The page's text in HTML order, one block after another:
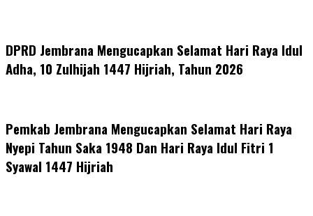
DPRD Jembrana Mengucapkan Selamat Hari Raya Idul
Adha, 10 Zulhijah 1447 Hijriah, Tahun 2026
Pemkab Jembrana Mengucapkan Selamat Hari Raya
Nyepi Tahun Saka 1948 Dan Hari Raya Idul Fitri 1
Syawal 1447 Hijriah